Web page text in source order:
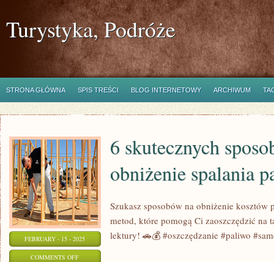
Turystyka, Podróże
STRONA GŁÓWNA SPIS TREŚCI BLOG INTERNETOWY ARCHIWUM
FEBRUARY - 15 - 2025
COMMENTS OFFON
6 skutecznych
obniżenie spalania
Szukasz sposobów na obniżenie kosztów
metod, które pomogą Ci zaoszczędzić na
lektury! 🚗💰 #oszczędzanie #paliwo